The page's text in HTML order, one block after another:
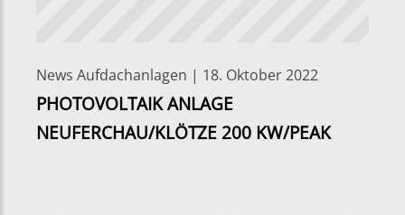
News Aufdachanlagen | 18. Oktober 2022
PHOTOVOLTAIK ANLAGE
NEUFERCHAU/KLÖTZE 200 KW/PEAK